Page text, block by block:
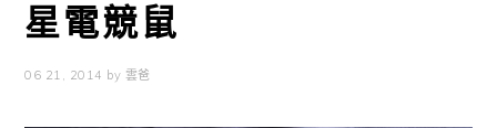
星電競鼠
06 21, 2014 by 雲爸